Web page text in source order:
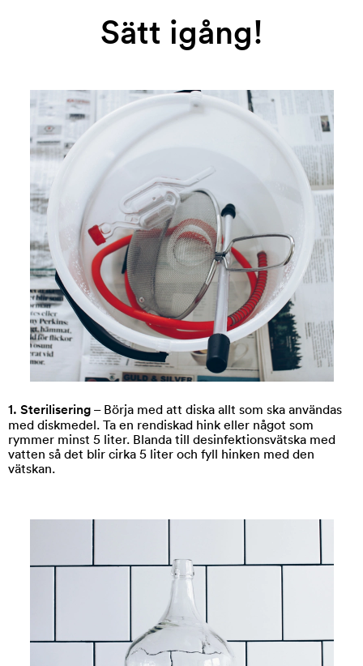
Sätt igång!
1. Sterilisering – Börja med att diska allt som ska användas
med diskmedel. Ta en rendiskad hink eller något som
rymmer minst 5 liter. Blanda till desinfektionsvätska med
vatten så det blir cirka 5 liter och fyll hinken med den
vätskan.